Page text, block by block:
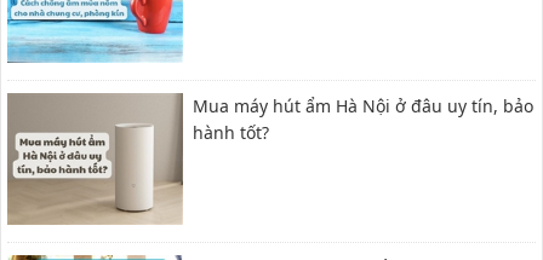
Mua máy hút ẩm Hà Nội ở đâu uy tín, bảo
hành tốt?